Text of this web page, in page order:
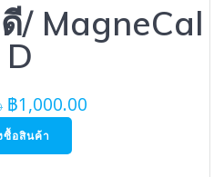
/ MagneCal
D
Original
price
was:
฿1,000.00
ซื้อสินค้า